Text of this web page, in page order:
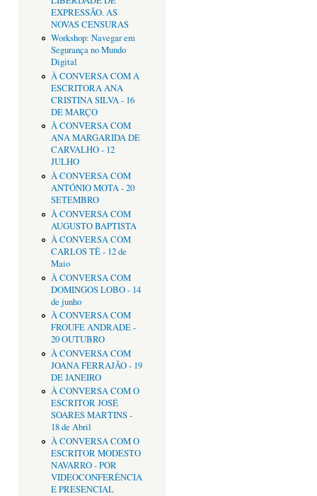
EXPRESSÃO. AS
NOVAS CENSURAS
Workshop: Navegar em
Segurança no Mundo
Digital
À CONVERSA COM A
ESCRITORA ANA
CRISTINA SILVA - 16
DE MARÇO
À CONVERSA COM
ANA MARGARIDA DE
CARVALHO - 12
JULHO
À CONVERSA COM
ANTÓNIO MOTA - 20
SETEMBRO
À CONVERSA COM
AUGUSTO BAPTISTA
À CONVERSA COM
CARLOS TÊ - 12 de
Maio
À CONVERSA COM
DOMINGOS LOBO - 14
de junho
À CONVERSA COM
FROUFE ANDRADE -
20 OUTUBRO
À CONVERSA COM
JOANA FERRAJÃO - 19
DE JANEIRO
À CONVERSA COM O
ESCRITOR JOSÉ
SOARES MARTINS -
18 de Abril
À CONVERSA COM O
ESCRITOR MODESTO
NAVARRO - POR
VIDEOCONFERÊNCIA
E PRESENCIAL